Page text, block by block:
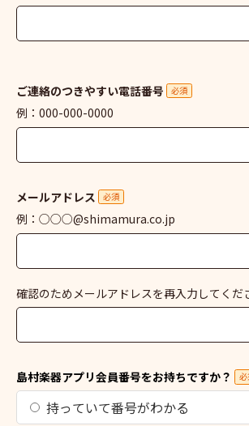
ご連絡のつきやすい電話番号 必須
例：000-000-0000
メールアドレス 必須
例：○○○@shimamura.co.jp
確認のためメールアドレスを再入力してくだ
島村楽器アプリ会員番号をお持ちですか？
持っていて番号がわかる